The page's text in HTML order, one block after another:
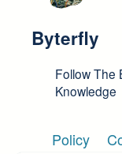
Byterfly
Follow The
Knowledge
Policy